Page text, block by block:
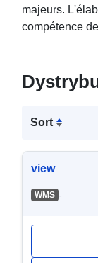
majeurs.
compétence
Sort
view
WMS -